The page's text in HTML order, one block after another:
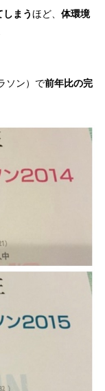
まうほど、 体環境
ソン）で前年比の完